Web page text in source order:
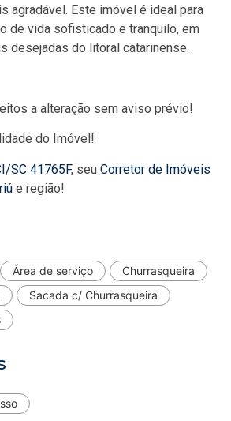
agradável. Este imóvel é ideal para
de vida sofisticado e tranquilo, em
desejadas do litoral catarinense.
a alteração sem aviso prévio!
do Imóvel!
SC 41765F, seu Corretor de Imóveis
e região!
Área de serviço
Churrasqueira
Sacada c/ Churrasqueira